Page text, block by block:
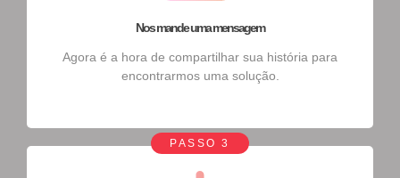
Nos mande uma mensagem
Agora é a hora de compartilhar sua história para
encontrarmos uma solução.
PASSO 3